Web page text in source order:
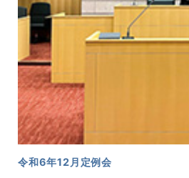
令和6年12月定例会